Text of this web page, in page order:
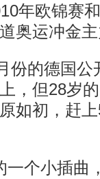
年欧锦赛
奥运冲金
的德国公
，但28岁
如初，赶
个小插曲